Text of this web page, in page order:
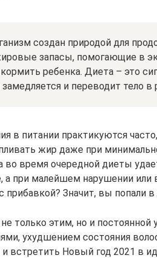
создан природой для
запасы, помогающие в
ребенка. Диета – это
и переводит тело
в питании практикуются
жир даже при
во время очередной диеты
а при малейшем нарушении
прибавкой? Значит, вы попали
только этим, но и
ухудшением состояния
и встретить Новый год 2021 в